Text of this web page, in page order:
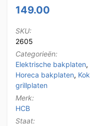
149.00
SKU:
2605
Categorieën:
Elektrische bakplaten,
Horeca bakplaten,
grillplaten
Merk:
HCB
Staat: